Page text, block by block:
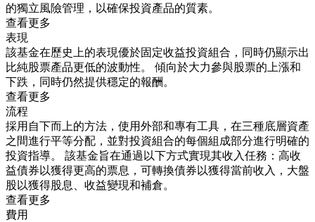
的獨立風險管理，以確保投資產品的質素。
查看更多
表現
該基金在歷史上的表現優於固定收益投資組合，同時仍顯示出
比純股票產品更低的波動性。 傾向於大力參與股票的上漲和
下跌，同時仍然提供穩定的報酬。
查看更多
流程
採用自下而上的方法，使用外部和專有工具，在三種底層資產
之間進行平等分配，並對投資組合的每個組成部分進行明確的
投資指導。 該基金旨在通過以下方式實現其收入任務：高收
益債券以獲得更高的票息，可轉換債券以獲得當前收入，大盤
股以獲得股息、收益變現和補倉。
查看更多
費用